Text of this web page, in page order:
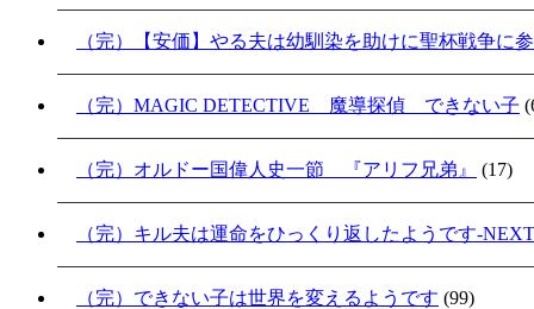
（完）【安価】やる夫は幼馴染を助けに聖杯戦争に
（完）MAGIC DETECTIVE 魔導探偵 できない子
（完）オルドー国偉人史一節 『アリフ兄弟』 (17)
（完）キル夫は運命をひっくり返したようです-
（完）できない子は世界を変えるようです (99)